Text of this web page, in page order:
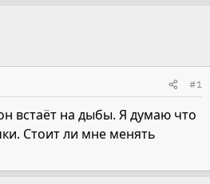
#1
встаёт на дыбы. Я думаю что
Стоит ли мне менять